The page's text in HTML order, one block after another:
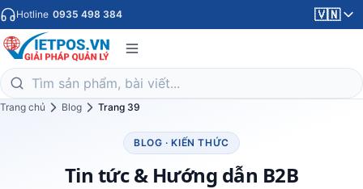
Hotline 0935 498 384 🇻🇳
Trang chủ Blog Trang 39
BLOG · KIẾN THỨC
Tin tức & Hướng dẫn B2B